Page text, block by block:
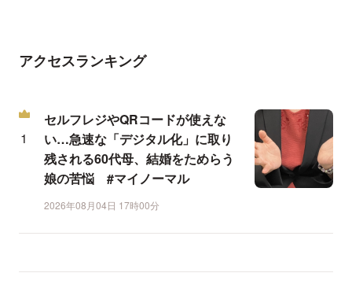
アクセスランキング
セルフレジやQRコードが使えな
い…急速な「デジタル化」に取り
残される60代母、結婚をためらう
娘の苦悩 #マイノーマル
2026年08月04日 17時00分